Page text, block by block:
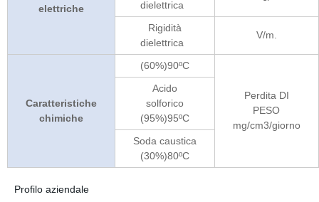
elettriche
dielettrica
Rigidità
dielettrica
V/m.
Caratteristiche
chimiche
(60%)90ºC
Perdita DI
PESO
mg/cm3/giorno
Acido
solforico
(95%)95ºC
Soda caustica
(30%)80ºC
Profilo aziendale